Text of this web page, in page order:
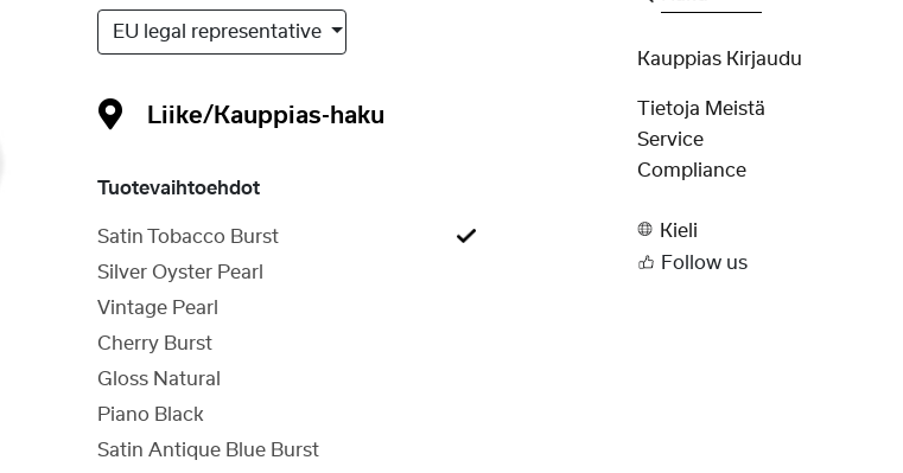
Tuotevaihtoehdot
Satin Tobacco Burst
Silver Oyster Pearl
Vintage Pearl
Cherry Burst
Gloss Natural
Piano Black
Satin Antique Blue Burst
Liike/Kauppias-haku
EU legal representative
Kauppias Kirjaudu
Tietoja Meistä
Service
Compliance
Kieli
Follow us